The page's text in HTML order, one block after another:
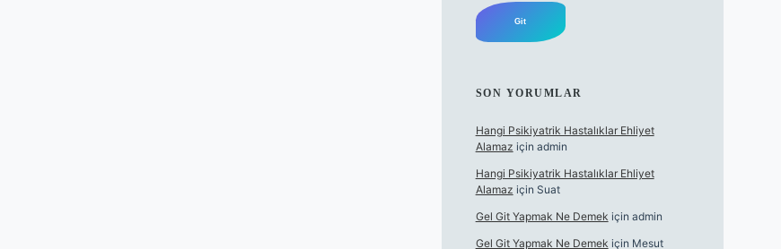
SON YORUMLAR
Hangi Psikiyatrik Hastalıklar Ehliyet
Alamaz için admin
Hangi Psikiyatrik Hastalıklar Ehliyet
Alamaz için Suat
Gel Git Yapmak Ne Demek için admin
Gel Git Yapmak Ne Demek için Mesut